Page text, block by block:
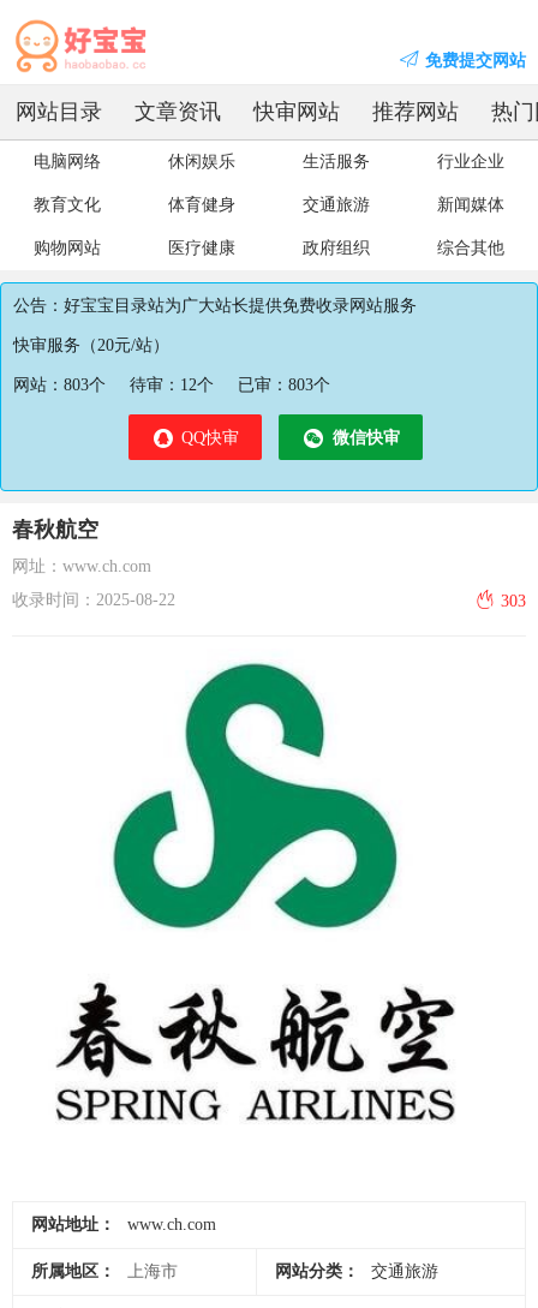
免费提交网站
网站目录 文章资讯 快审网站 推荐网站 热
电脑网络 休闲娱乐 生活服务 行业企业
教育文化 体育健身 交通旅游 新闻媒体
购物网站 医疗健康 政府组织 综合其他
公告：好宝宝目录站为广大站长提供免费收录网站服务
快审服务（20元/站）
网站： 803个 待审： 12个 已审： 803个
QQ快审 微信快审
春秋航空
网址：www.ch.com
收录时间：2025-08-22
303
网站地址： www.ch.com
所属地区： 上海市 网站分类： 交通旅游